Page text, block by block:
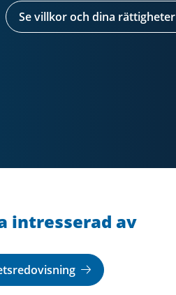
Se villkor och dina rättigheter
intresserad av